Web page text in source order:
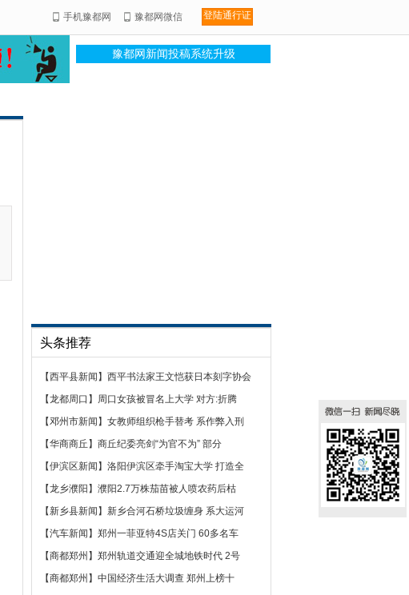
手机豫都网 豫都网微信 登陆通行证
豫都网新闻投稿系统升级
头条推荐
【西平县新闻 】 西平书法家王文恺获日本刻字协会
【龙都周口 】 周口女孩被冒名上大学 对方:折腾
【邓州市新闻 】 女教师组织枪手替考 系作弊入刑
【华商商丘 】 商丘纪委亮剑“为官不为” 部分
【伊滨区新闻 】 洛阳伊滨区牵手淘宝大学 打造全
【龙乡濮阳 】 濮阳2.7万株茄苗被人喷农药后枯
【新乡县新闻 】 新乡合河石桥垃圾缠身 系大运河
【汽车新闻 】 郑州一菲亚特4S店关门 60多名车
【商都郑州 】 郑州轨道交通迎全城地铁时代 2号
【商都郑州 】 中国经济生活大调查 郑州上榜十